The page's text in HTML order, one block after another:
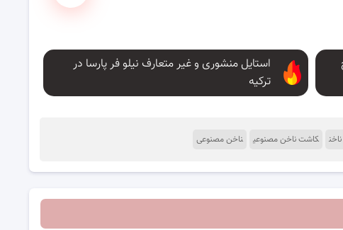
استایل منشوری و غیر متعارف نیلو فر پارسا در
ترکیه
کاشت ناخن مصنوعی ناخن مصنوعی